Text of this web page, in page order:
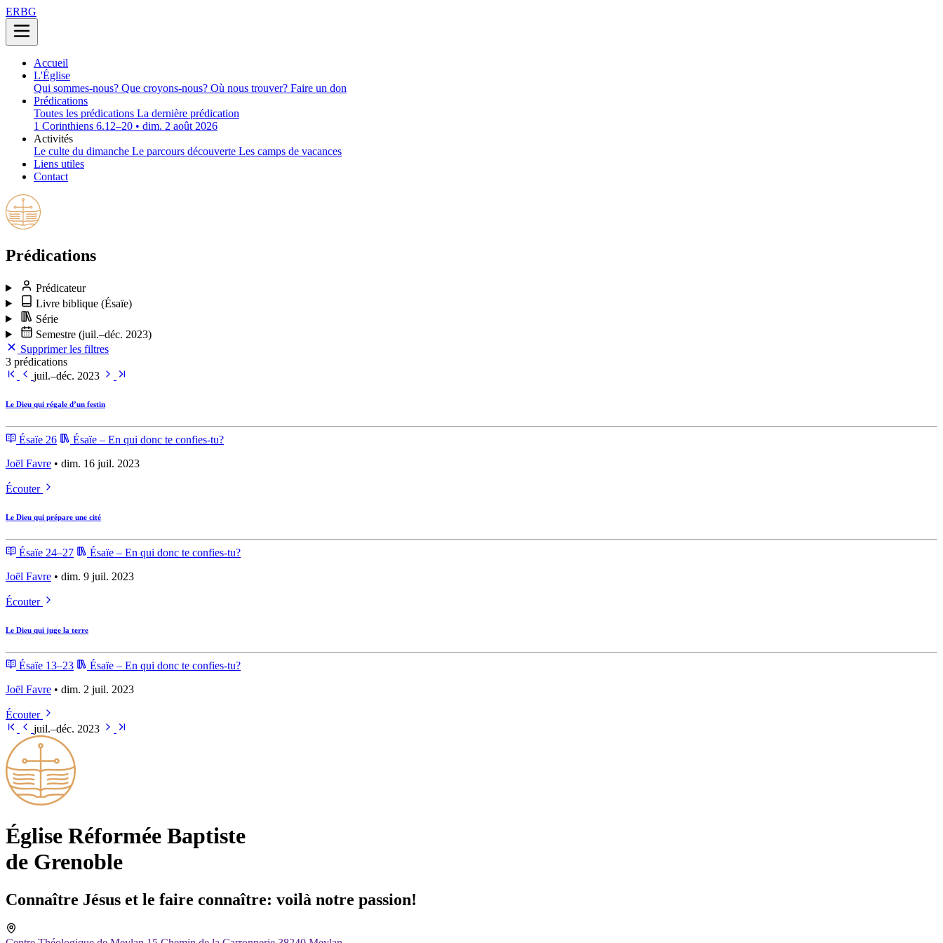
ERBG
Accueil
L'Église
Qui sommes-nous? Que croyons-nous? Où nous trouver? Faire un don
Prédications
Toutes les prédications La dernière prédication
1 Corinthiens 6.12–20 • dim. 2 août 2026
Activités
Le culte du dimanche Le parcours découverte Les camps de vacances
Liens utiles
Contact
Prédications
Prédicateur
Livre biblique (Ésaïe)
Série
Semestre (juil.–déc. 2023)
Supprimer les filtres
3 prédications
juil.–déc. 2023
Le Dieu qui régale d’un festin
Ésaïe 26
Ésaïe – En qui donc te confies-tu?
Joël Favre • dim. 16 juil. 2023
Écouter
Le Dieu qui prépare une cité
Ésaïe 24–27
Ésaïe – En qui donc te confies-tu?
Joël Favre • dim. 9 juil. 2023
Écouter
Le Dieu qui juge la terre
Ésaïe 13–23
Ésaïe – En qui donc te confies-tu?
Joël Favre • dim. 2 juil. 2023
Écouter
juil.–déc. 2023
Église Ré­for­mée Bap­tiste
de Grenoble
Connaître Jésus et le faire connaître: voilà notre passion!